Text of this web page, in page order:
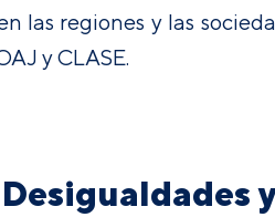
las regiones y las
y CLASE.